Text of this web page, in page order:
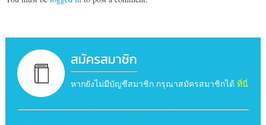
สมัครสมาชิก
หากยังไม่มีบัญชีสมาชิก กรุณาสมัครสมาชิกได้ ที่นี่